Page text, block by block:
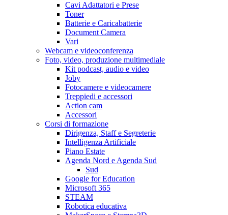
Cavi Adattatori e Prese
Toner
Batterie e Caricabatterie
Document Camera
Vari
Webcam e videoconferenza
Foto, video, produzione multimediale
Kit podcast, audio e video
Joby
Fotocamere e videocamere
Treppiedi e accessori
Action cam
Accessori
Corsi di formazione
Dirigenza, Staff e Segreterie
Intelligenza Artificiale
Piano Estate
Agenda Nord e Agenda Sud
Sud
Google for Education
Microsoft 365
STEAM
Robotica educativa